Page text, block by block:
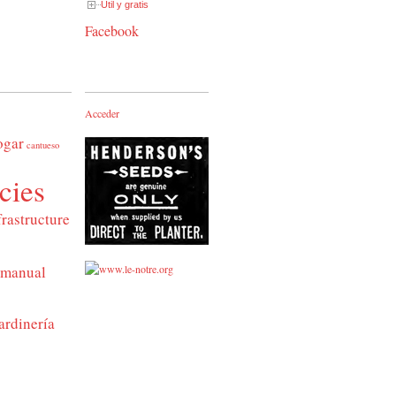
Útil y gratis
Facebook
cantueso
manual
Acceder